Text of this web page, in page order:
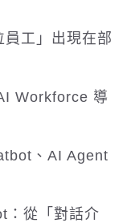
工」出現在部
Workforce 導
、AI Agent
：從「對話介